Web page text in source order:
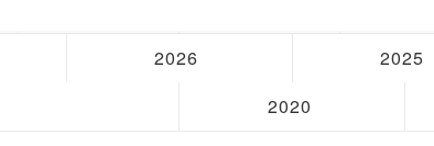
2026 2025
2020